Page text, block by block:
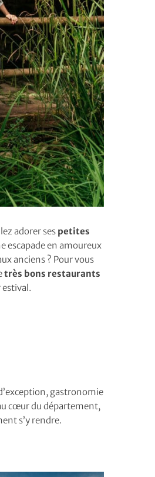
adorer ses petites
escapade en amoureux
anciens ? Pour vous
très bons restaurants
gastronomie
cœur du département,
s’y rendre.